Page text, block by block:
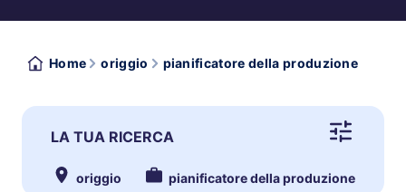
Home origgio pianificatore della produzione
LA TUA RICERCA
origgio pianificatore della produzione